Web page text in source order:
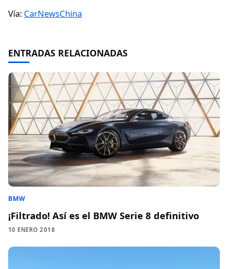
Vía: CarNewsChina
ENTRADAS RELACIONADAS
BMW
¡Filtrado! Así es el BMW Serie 8 definitivo
10 ENERO 2018